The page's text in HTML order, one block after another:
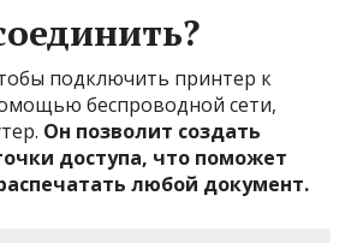
подключить принтер к
беспроводной сети,
Он позволит создать
доступа, что поможет
любой документ.